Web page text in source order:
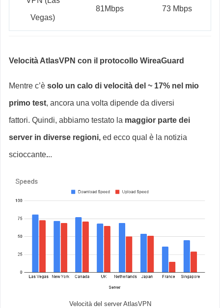
Vegas)
81Mbps 73 Mbps
Velocità AtlasVPN con il protocollo WireaGuard
Mentre c’è solo un calo di velocità del ~ 17% nel mio
primo test, ancora una volta dipende da diversi
fattori. Quindi, abbiamo testato la maggior parte dei
server in diverse regioni, ed ecco qual è la notizia
scioccante...
Velocità del server AtlasVPN